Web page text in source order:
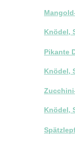
Knödel,
Pikante
Knödel,
Knödel,